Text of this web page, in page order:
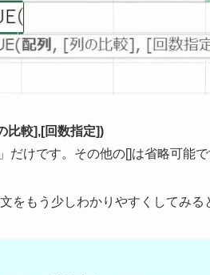
比較],[回数指定])
だけです。その他の[]は省略可能で
をもう少しわかりやすくしてみる